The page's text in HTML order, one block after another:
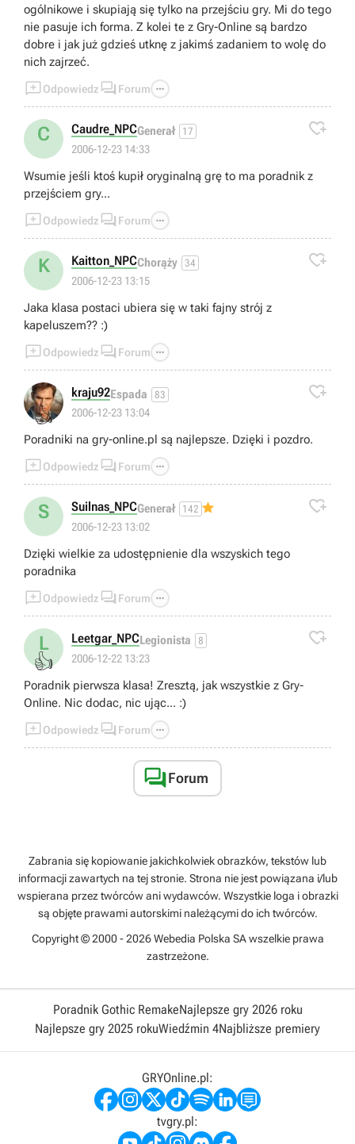
ogólnikowe i skupiają się tylko na przejściu gry. Mi do tego
nie pasuje ich forma. Z kolei te z Gry-Online są bardzo
dobre i jak już gdzieś utknę z jakimś zadaniem to wolę do
nich zajrzeć.
Odpowiedz  Forum 
C Caudre_NPCGenerał 17
2006-12-23 14:33

Wsumie jeśli ktoś kupił oryginalną grę to ma poradnik z
przejściem gry...
Odpowiedz  Forum 
K Kaitton_NPCChorąży 34
2006-12-23 13:15

Jaka klasa postaci ubiera się w taki fajny strój z
kapeluszem?? :)
Odpowiedz  Forum 
👍
kraju92Espada 83
2006-12-23 13:04

Poradniki na gry-online.pl są najlepsze. Dzięki i pozdro.
Odpowiedz  Forum 
S Suilnas_NPCGenerał 142
2006-12-23 13:02

Dzięki wielkie za udostępnienie dla wszyskich tego
poradnika
Odpowiedz  Forum 
L
👍
Leetgar_NPCLegionista 8
2006-12-22 13:23

Poradnik pierwsza klasa! Zresztą, jak wszystkie z Gry-
Online. Nic dodac, nic ując... :)
Odpowiedz  Forum 
Forum
Zabrania się kopiowanie jakichkolwiek obrazków, tekstów lub
informacji zawartych na tej stronie. Strona nie jest powiązana i/lub
wspierana przez twórców ani wydawców. Wszystkie loga i obrazki
są objęte prawami autorskimi należącymi do ich twórców.
Copyright © 2000 - 2026 Webedia Polska SA wszelkie prawa
zastrzeżone.
Poradnik Gothic RemakeNajlepsze gry 2026 roku
Najlepsze gry 2025 rokuWiedźmin 4Najbliższe premiery
GRYOnline.pl:
tvgry.pl: